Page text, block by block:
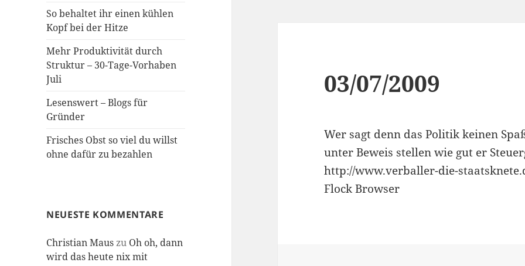
So behaltet ihr einen kühlen
Kopf bei der Hitze
Mehr Produktivität durch
Struktur – 30-Tage-Vorhaben
Juli
Lesenswert – Blogs für
Gründer
Frisches Obst so viel du willst
ohne dafür zu bezahlen
NEUESTE KOMMENTARE
Christian Mauszu Oh oh, dann
wird das heute nix mit
03/07/2009
Wer sagt denn das Politik keinen
unter Beweis stellen wie gut er
http://www.verballer-die-
Flock Browser